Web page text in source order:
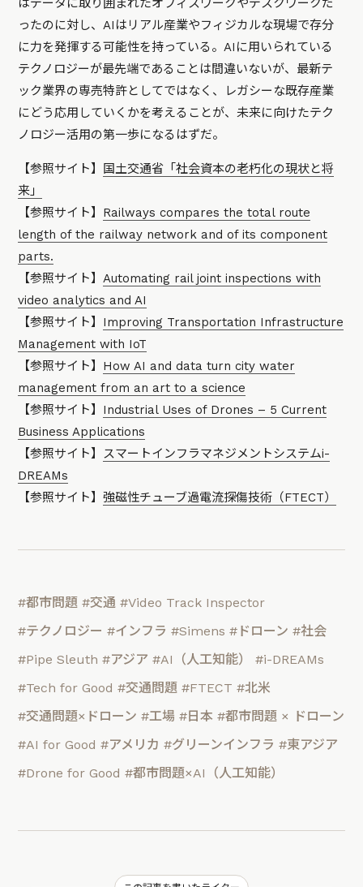
はデータに取り囲まれたオフィスワークやデスクワークだ
ったのに対し、AIはリアル産業やフィジカルな現場で存分
に力を発揮する可能性を持っている。AIに用いられている
テクノロジーが最先端であることは間違いないが、最新テ
ック業界の専売特許としてではなく、レガシーな既存産業
にどう応用していくかを考えることが、未来に向けたテク
ノロジー活用の第一歩になるはずだ。
【参照サイト】 国土交通省「社会資本の老朽化の現状と将
来」
【参照サイト】 Railways compares the total route
length of the railway network and of its component
parts.
【参照サイト】Automating rail joint inspections with
video analytics and AI
【参照サイト】 Improving Transportation Infrastructure
Management with IoT
【参照サイト】 How AI and data turn city water
management from an art to a science
【参照サイト】 Industrial Uses of Drones – 5 Current
Business Applications
【参照サイト】 スマートインフラマネジメントシステムi-
DREAMs
【参照サイト】強磁性チューブ過電流探傷技術（FTECT）
#都市問題 #交通 #Video Track Inspector
#テクノロジー #インフラ #Simens #ドローン #社会
#Pipe Sleuth #アジア #AI（人工知能）
#i-DREAMs
#Tech for Good #交通問題 #FTECT #北米
#交通問題×ドローン #工場 #日本 #都市問題 × ドローン
#AI for Good #アメリカ #グリーンインフラ #東アジア
#Drone for Good #都市問題×AI（人工知能）